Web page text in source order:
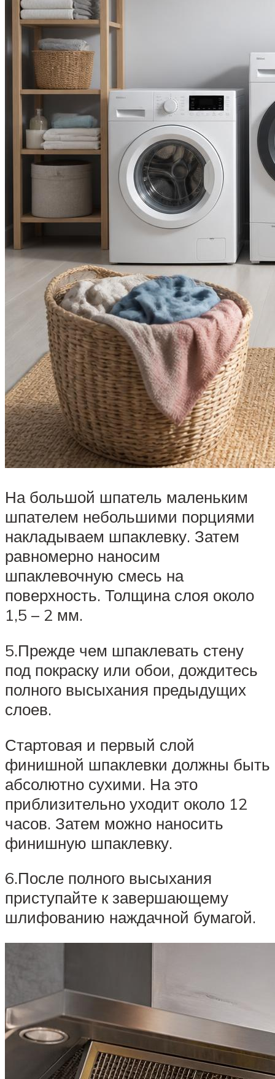
На большой шпатель маленьким
шпателем небольшими порциями
накладываем шпаклевку. Затем
равномерно наносим
шпаклевочную смесь на
поверхность. Толщина слоя около
1,5 – 2 мм.
5.Прежде чем шпаклевать стену
под покраску или обои, дождитесь
полного высыхания предыдущих
слоев.
Стартовая и первый слой
финишной шпаклевки должны быть
абсолютно сухими. На это
приблизительно уходит около 12
часов. Затем можно наносить
финишную шпаклевку.
6.После полного высыхания
приступайте к завершающему
шлифованию наждачной бумагой.